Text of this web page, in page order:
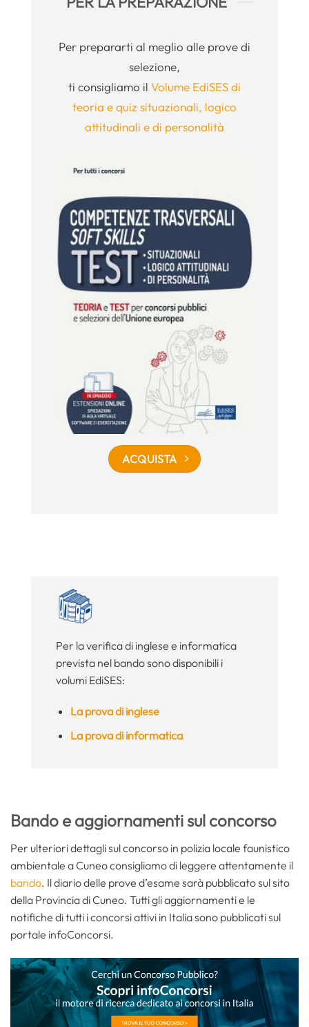
Per prepararti al meglio alle prove di
selezione,
ti consigliamo il Volume EdiSES di
teoria e quiz situazionali, logico
attitudinali e di personalità
ACQUISTA
Per la verifica di inglese e informatica
prevista nel bando sono disponibili i
volumi EdiSES:
La prova di inglese
La prova di informatica
Bando e aggiornamenti sul concorso
Per ulteriori dettagli sul concorso in polizia locale faunistico
ambientale a Cuneo consigliamo di leggere attentamente il
bando. Il diario delle prove d’esame sarà pubblicato sul sito
della Provincia di Cuneo. Tutti gli aggiornamenti e le
notifiche di tutti i concorsi attivi in Italia sono pubblicati sul
portale infoConcorsi.